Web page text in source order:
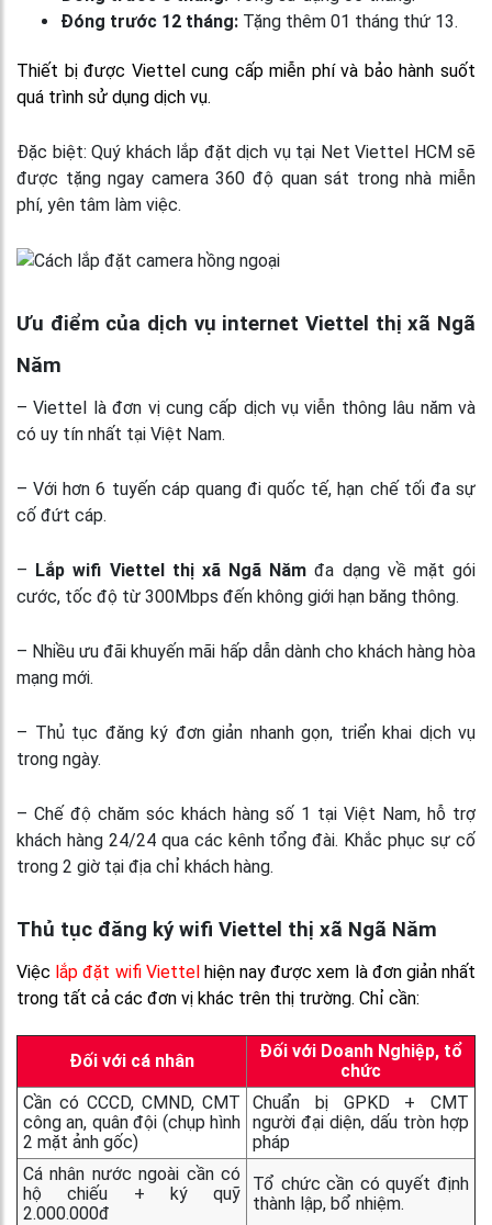
Đóng trước 12 tháng: Tặng thêm 01 tháng thứ 13.
Thiết bị được Viettel cung cấp miễn phí và bảo hành suốt
quá trình sử dụng dịch vụ.
Đặc biệt: Quý khách lắp đặt dịch vụ tại Net Viettel HCM sẽ
được tặng ngay camera 360 độ quan sát trong nhà miễn
phí, yên tâm làm việc.
Ưu điểm của dịch vụ internet Viettel thị xã Ngã
Năm
– Viettel là đơn vị cung cấp dịch vụ viễn thông lâu năm và
có uy tín nhất tại Việt Nam.
– Với hơn 6 tuyến cáp quang đi quốc tế, hạn chế tối đa sự
cố đứt cáp.
– Lắp wifi Viettel thị xã Ngã Năm đa dạng về mặt gói
cước, tốc độ từ 300Mbps đến không giới hạn băng thông.
– Nhiều ưu đãi khuyến mãi hấp dẫn dành cho khách hàng hòa
mạng mới.
– Thủ tục đăng ký đơn giản nhanh gọn, triển khai dịch vụ
trong ngày.
– Chế độ chăm sóc khách hàng số 1 tại Việt Nam, hỗ trợ
khách hàng 24/24 qua các kênh tổng đài. Khắc phục sự cố
trong 2 giờ tại địa chỉ khách hàng.
Thủ tục đăng ký wifi Viettel thị xã Ngã Năm
Việc lắp đặt wifi Viettel hiện nay được xem là đơn giản nhất
trong tất cả các đơn vị khác trên thị trường. Chỉ cần:
Đối với cá nhân
Đối với Doanh Nghiệp, tổ
chức
Cần có CCCD, CMND, CMT
công an, quân đội (chụp hình
2 mặt ảnh gốc)
Chuẩn bị GPKD + CMT
người đại diện, dấu tròn hợp
pháp
Cá nhân nước ngoài cần có
hộ chiếu + ký quỹ
2.000.000đ
Tổ chức cần có quyết định
thành lập, bổ nhiệm.